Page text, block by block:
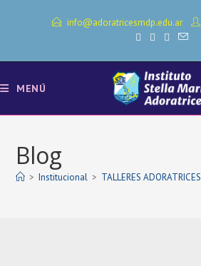
info@adoratricesmdp.edu.ar
MENÚ
Blog
> Institucional > TALLERES ADORATRICES